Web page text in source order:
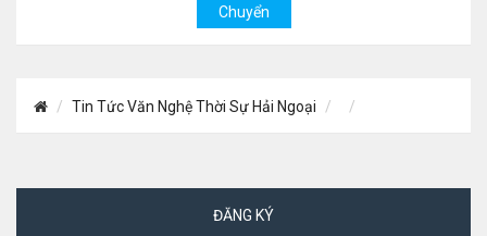
Tin Tức Văn Nghệ Thời Sự Hải Ngoại
ĐĂNG KÝ